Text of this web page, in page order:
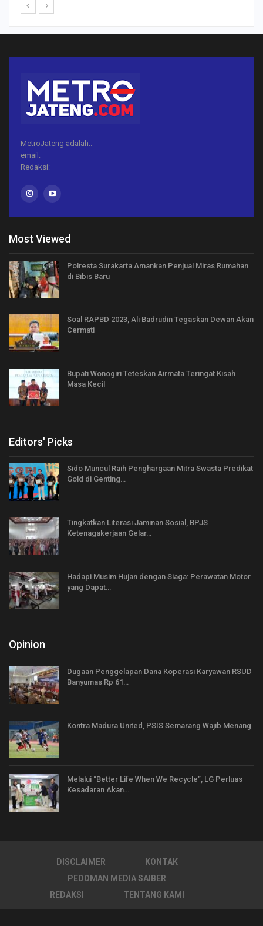
MetroJateng adalah..
email:
Redaksi:
Most Viewed
Polresta Surakarta Amankan Penjual Miras Rumahan
di Bibis Baru
Soal RAPBD 2023, Ali Badrudin Tegaskan Dewan Akan
Cermati
Bupati Wonogiri Teteskan Airmata Teringat Kisah
Masa Kecil
Editors' Picks
Sido Muncul Raih Penghargaan Mitra Swasta Predikat
Gold di Genting…
Tingkatkan Literasi Jaminan Sosial, BPJS
Ketenagakerjaan Gelar…
Hadapi Musim Hujan dengan Siaga: Perawatan Motor
yang Dapat…
Opinion
Dugaan Penggelapan Dana Koperasi Karyawan RSUD
Banyumas Rp 61…
Kontra Madura United, PSIS Semarang Wajib Menang
Melalui “Better Life When We Recycle”, LG Perluas
Kesadaran Akan…
DISCLAIMER
KONTAK
PEDOMAN MEDIA SAIBER
REDAKSI
TENTANG KAMI